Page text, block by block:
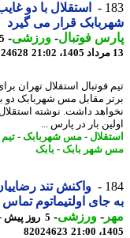
استقلال با دو غایب
قرار می گیرد
فوتبال-ورزشی-
5
82024628
فوتبال استقلال تهران برای
مقابل مس شهربابک دو
داشت. نوشته استقلال
بار در پارس ...
-مس شهربابک -تیم
بابک -بابک
واکنش تند رضاییان
جای اولتیماتوم تماس می
-ورزشی-
82024623